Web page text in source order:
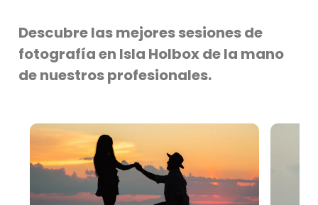
Descubre las mejores sesiones de
fotografía en Isla Holbox de la mano
de nuestros profesionales.